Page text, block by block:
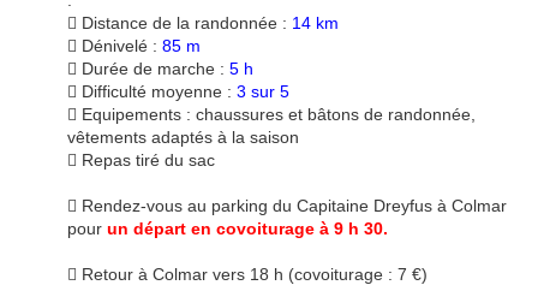
 Distance de la randonnée : 14 km
 Dénivelé : 85 m
 Durée de marche : 5 h
 Difficulté moyenne : 3 sur 5
 Equipements : chaussures et bâtons de randonnée,
vêtements adaptés à la saison
 Repas tiré du sac
 Rendez-vous au parking du Capitaine Dreyfus à Colmar
pour un départ en covoiturage à 9 h 30.
 Retour à Colmar vers 18 h (covoiturage : 7 €)